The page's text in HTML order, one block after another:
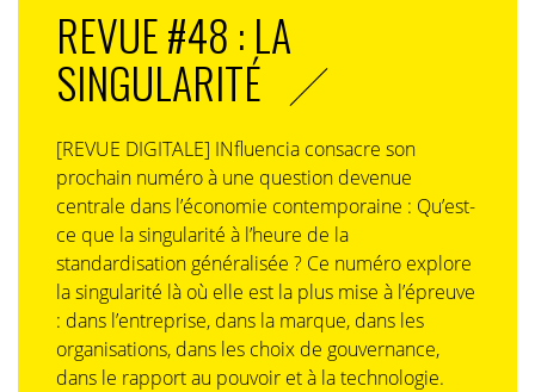
REVUE #48 : LA
SINGULARITÉ
[REVUE DIGITALE] INfluencia consacre son
prochain numéro à une question devenue
centrale dans l’économie contemporaine : Qu’est-
ce que la singularité à l’heure de la
standardisation généralisée ? Ce numéro explore
la singularité là où elle est la plus mise à l’épreuve
: dans l’entreprise, dans la marque, dans les
organisations, dans les choix de gouvernance,
dans le rapport au pouvoir et à la technologie.